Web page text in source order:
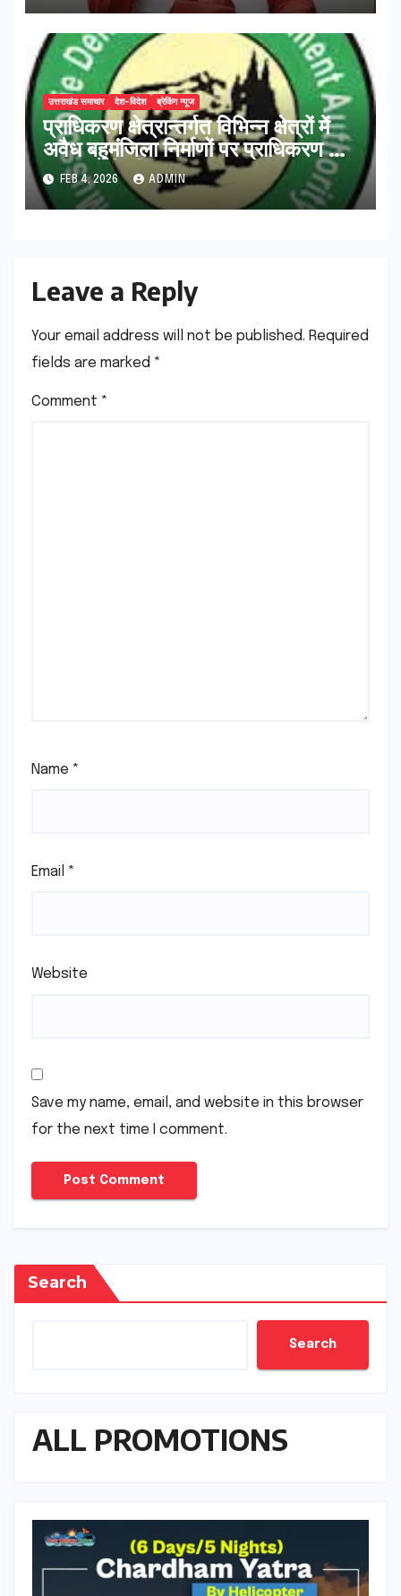
उत्तराखंड समाचार देश-विदेश ब्रेकिंग न्यूज
प्राधिकरण क्षेत्रान्तर्गत विभिन्न क्षेत्रों में
अवैध बहुमंजिला निर्माणों पर प्राधिकरण की
सख़्त कार्रवाई
FEB 4, 2026 ADMIN
Leave a Reply
Your email address will not be published. Required
fields are marked *
Comment *
Name *
Email *
Website
Save my name, email, and website in this browser
for the next time I comment.
Search
Search
ALL PROMOTIONS